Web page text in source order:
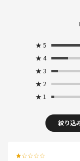
★ 5
★ 4
★ 3
★ 2
★ 1
絞り込